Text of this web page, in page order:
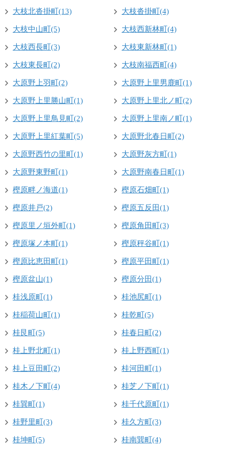
大枝北沓掛町(13) 大枝沓掛町(4)
大枝中山町(5) 大枝西新林町(4)
大枝西長町(3) 大枝東新林町(1)
大枝東長町(2) 大枝南福西町(4)
大原野上羽町(2) 大原野上里男鹿町(1)
大原野上里勝山町(1) 大原野上里北ノ町(2)
大原野上里鳥見町(2) 大原野上里南ノ町(1)
大原野上里紅葉町(5) 大原野北春日町(2)
大原野西竹の里町(1) 大原野灰方町(1)
大原野東野町(1) 大原野南春日町(1)
樫原畔ノ海道(1) 樫原石畑町(1)
樫原井戸(2) 樫原五反田(1)
樫原里ノ垣外町(1) 樫原角田町(3)
樫原塚ノ本町(1) 樫原秤谷町(1)
樫原比恵田町(1) 樫原平田町(1)
樫原盆山(1) 樫原分田(1)
桂浅原町(1) 桂池尻町(1)
桂稲荷山町(1) 桂乾町(5)
桂艮町(5) 桂春日町(2)
桂上野北町(1) 桂上野西町(1)
桂上豆田町(2) 桂河田町(1)
桂木ノ下町(4) 桂芝ノ下町(1)
桂巽町(1) 桂千代原町(1)
桂野里町(3) 桂久方町(3)
桂坤町(5) 桂南巽町(4)